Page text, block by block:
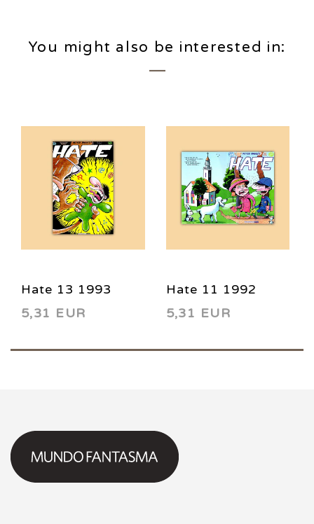
You might also be interested in:
Hate 13 1993
5,31 EUR
Hate 11 1992
5,31 EUR